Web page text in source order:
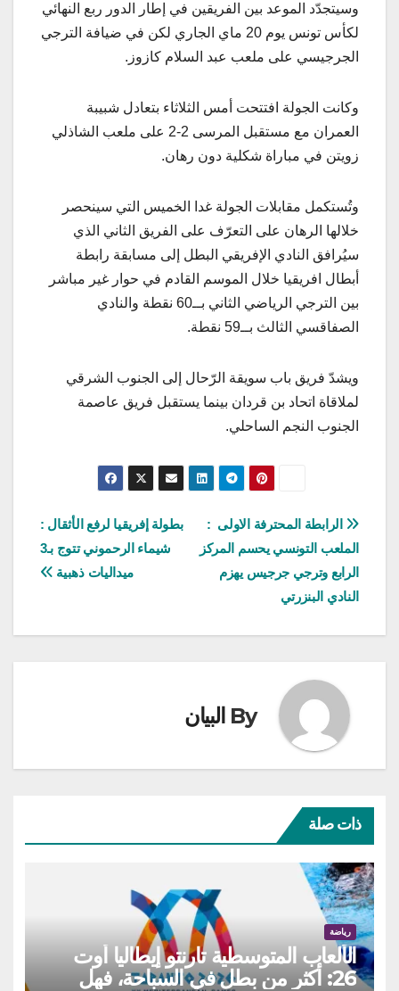
وسيتجدّد الموعد بين الفريقين في إطار الدور ربع النهائي
لكأس تونس يوم 20 ماي الجاري لكن في ضيافة الترجي
الجرجيسي على ملعب عبد السلام كازوز.
وكانت الجولة افتتحت أمس الثلاثاء بتعادل شبيبة
العمران مع مستقبل المرسى 2-2 على ملعب الشاذلي
زويتن في مباراة شكلية دون رهان.
وتُستكمل مقابلات الجولة غدا الخميس التي سينحصر
خلالها الرهان على التعرّف على الفريق الثاني الذي
سيُرافق النادي الإفريقي البطل إلى مسابقة رابطة
أبطال افريقيا خلال الموسم القادم في حوار غير مباشر
بين الترجي الرياضي الثاني بــ60 نقطة والنادي
الصفاقسي الثالث بــ59 نقطة.
ويشدّ فريق باب سويقة الرّحال إلى الجنوب الشرقي
لملاقاة اتحاد بن قردان بينما يستقبل فريق عاصمة
الجنوب النجم الساحلي.
تصفّح
المقالات
بطولة إفريقيا لرفع الأثقال :
شيماء الرحموني تتوج بـ3
ميداليات ذهبية
الرابطة المحترفة الاولى :
الملعب التونسي يحسم المركز
الرابع وترجي جرجيس يهزم
النادي البنزرتي
By البيان
ذات صلة
رياضة
الألعاب المتوسطية تارنتو إيطاليا أوت
26: أكثر من بطل في السباحة، فهل